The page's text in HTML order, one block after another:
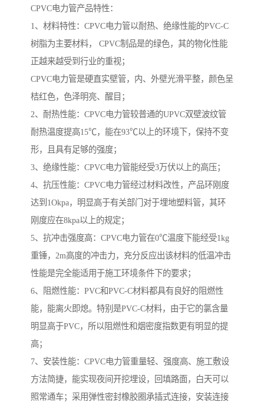
CPVC电力管产品特性：
1、材料特性：CPVC电力管以耐热、绝缘性能的PVC-C
树脂为主要材料， CPVC制品是的绿色，其的物化性能
正越来越受到行业的重视；
CPVC电力管是硬直实壁管，内、外壁光滑平整，颜色呈
桔红色，色泽明亮、醒目；
2、耐热性能：CPVC电力管较普通的UPVC双壁波纹管
耐热温度提高15℃，能在93℃以上的环境下，保持不变
形，且具有足够的强度；
3、绝缘性能：CPVC电力管能经受3万伏以上的高压；
4、抗压性能：CPVC电力管经过材料改性，产品环刚度
达到1Okpa，明显高于有关部门对于埋地塑料管，其环
刚度应在8kpa以上的规定；
5、抗冲击强度高：CPVC电力管在0℃温度下能经受1kg
重锤，2m高度的冲击力，充分反应出该材料的低温冲击
性能是完全能适用于施工环境条件下的要求；
6、阻燃性能：PVC和PVC-C材料都具有良好的阻燃性
能，能离火即熄。特别是PVC-C材料，由于它的氯含量
明显高于PVC，所以阻燃性和烟密度指数更有明显的提
高；
7、安装性能：CPVC电力管重量轻、强度高、施工敷设
方法简捷，能实现夜间开挖埋设，回填路面，白天可以
照常通车；采用弹性密封橡胶圈承插式连接，安装连接